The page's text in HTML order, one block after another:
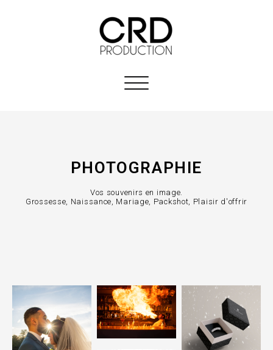
Afficher/masquer
PHOTOGRAPHIE
Vos souvenirs en image.
Grossesse, Naissance, Mariage, Packshot, Plaisir d'offrir